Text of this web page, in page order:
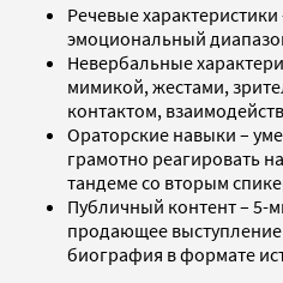
Речевые
эмоциональный
Невербальные
мимикой, жестами,
контактом,
Ораторские навыки –
грамотно реагировать
тандеме со вторым
Публичный контент – 5-
продающее
биография в формате